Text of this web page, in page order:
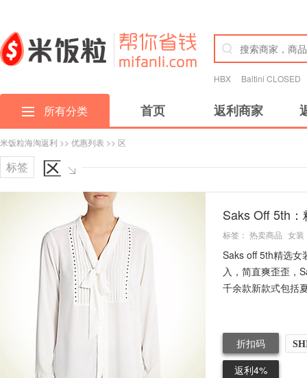
HBX Baltini CLOSED
所有分类 首页 返利商家
米饭粒海淘返利 >> 优惠列表 >> 区
标签 区
Saks Off 5th
标签： 热卖商品 女装
Saks off 5th精选女
入，简直爽歪歪，
千余款新款式包括
折扣码
返利4%